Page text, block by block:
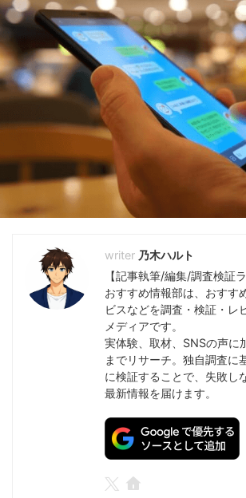
乃木ハルト
【記事執筆/編集/調査検証ラ
おすすめ情報部は、おすす
ビスなどを調査・検証・レ
メディアです。
実体験、取材、SNSの声に
までリサーチ。独自調査に
に検証することで、失敗し
最新情報を届けます。